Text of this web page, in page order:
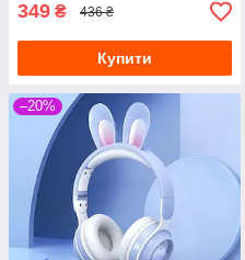
349 ₴ 436 ₴
Купити
–20%